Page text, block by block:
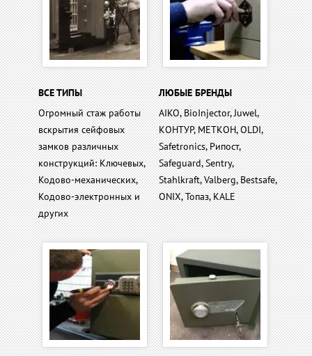
ВСЕ ТИПЫ
Огромный стаж работы
вскрытия сейфовых
замков различных
конструкций: Ключевых,
Кодово-механических,
Кодово-электронных и
других
ЛЮБЫЕ БРЕНДЫ
AIKO, BioInjector, Juwel,
КОНТУР, МЕТКОН, OLDI,
Safetronics, Рипост,
Safeguard, Sentry,
Stahlkraft, Valberg, Bestsafe,
ONIX, Топаз, KALE